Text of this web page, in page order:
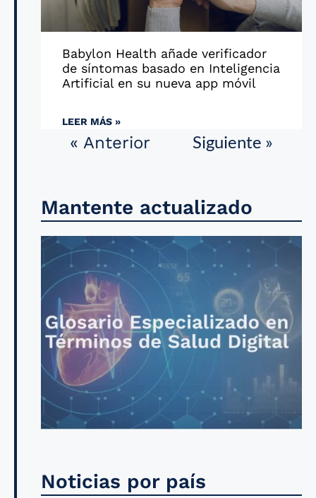
Babylon Health añade verificador
de síntomas basado en Inteligencia
Artificial en su nueva app móvil
LEER MÁS »
« Anterior Siguiente »
Mantente actualizado
Noticias por país